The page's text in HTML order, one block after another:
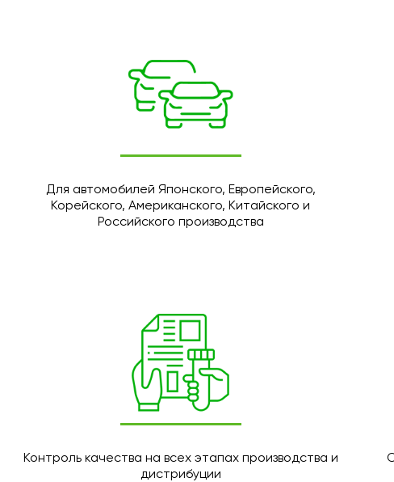
Для автомобилей Японского, Европейского,
Корейского, Американского, Китайского и
Российского производства
Контроль качества на всех этапах производства и
дистрибуции